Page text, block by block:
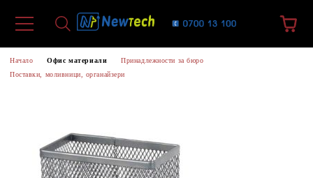
Начало Офис материали
Принадлежности за бюро
Поставки, моливници, органайзери